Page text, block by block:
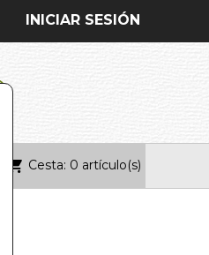
INICIAR SESIÓN
Cesta: 0 artículo(s)